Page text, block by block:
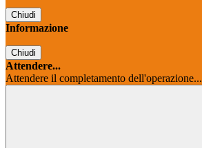
Chiudi
Informazione
Chiudi
Attendere...
Attendere il completamento dell'operazione...